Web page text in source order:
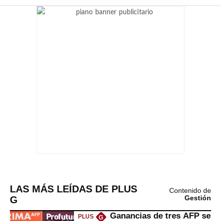
LAS MÁS LEÍDAS DE PLUS
G
Contenido de
Gestión
PLUS G Ganancias de tres AFP se